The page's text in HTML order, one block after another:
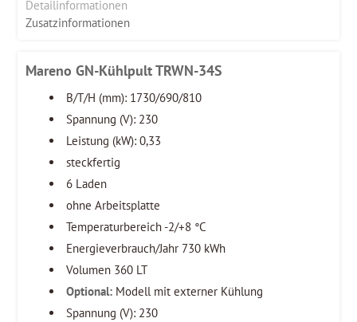
Detailinformationen
Zusatzinformationen
Mareno GN-Kühlpult TRWN-34S
B/T/H (mm): 1730/690/810
Spannung (V): 230
Leistung (kW): 0,33
steckfertig
6 Laden
ohne Arbeitsplatte
Temperaturbereich -2/+8 °C
Energieverbrauch/Jahr 730 kWh
Volumen 360 LT
Optional: Modell mit externer Kühlung
Spannung (V): 230